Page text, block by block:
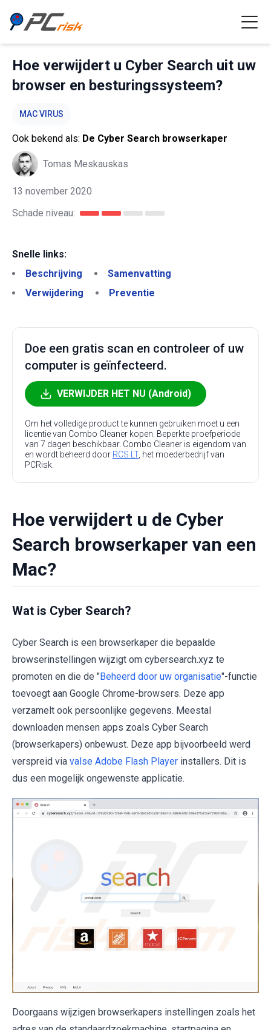
Hoe verwijdert u Cyber Search uit uw
browser en besturingssysteem?
MAC VIRUS
Ook bekend als: De Cyber Search browserkaper
Tomas Meskauskas
13 november 2020
Schade niveau:
Snelle links:
Beschrijving
Samenvatting
Verwijdering
Preventie
Doe een gratis scan en controleer of uw
computer is geïnfecteerd.
VERWIJDER HET NU (Android)
Om het volledige product te kunnen gebruiken moet u een
licentie van Combo Cleaner kopen. Beperkte proefperiode
van 7 dagen beschikbaar. Combo Cleaner is eigendom van
en wordt beheerd door RCS LT, het moederbedrijf van
PCRisk.
Hoe verwijdert u de Cyber
Search browserkaper van een
Mac?
Wat is Cyber Search?
Cyber Search is een browserkaper die bepaalde
browserinstellingen wijzigt om cybersearch.xyz te
promoten en die de "Beheerd door uw organisatie"-functie
toevoegt aan Google Chrome-browsers. Deze app
verzamelt ook persoonlijke gegevens. Meestal
downloaden mensen apps zoals Cyber Search
(browserkapers) onbewust. Deze app bijvoorbeeld werd
verspreid via valse Adobe Flash Player installers. Dit is
dus een mogelijk ongewenste applicatie.
Doorgaans wijzigen browserkapers instellingen zoals het